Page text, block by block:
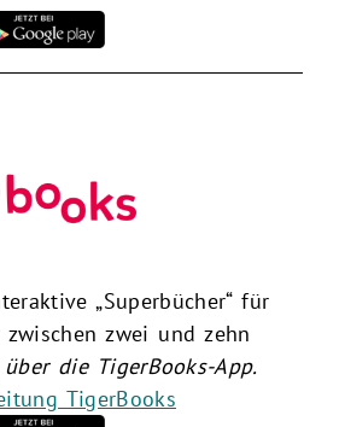
„Superbücher“ für
zwei und zehn
die TigerBooks-App.
TigerBooks